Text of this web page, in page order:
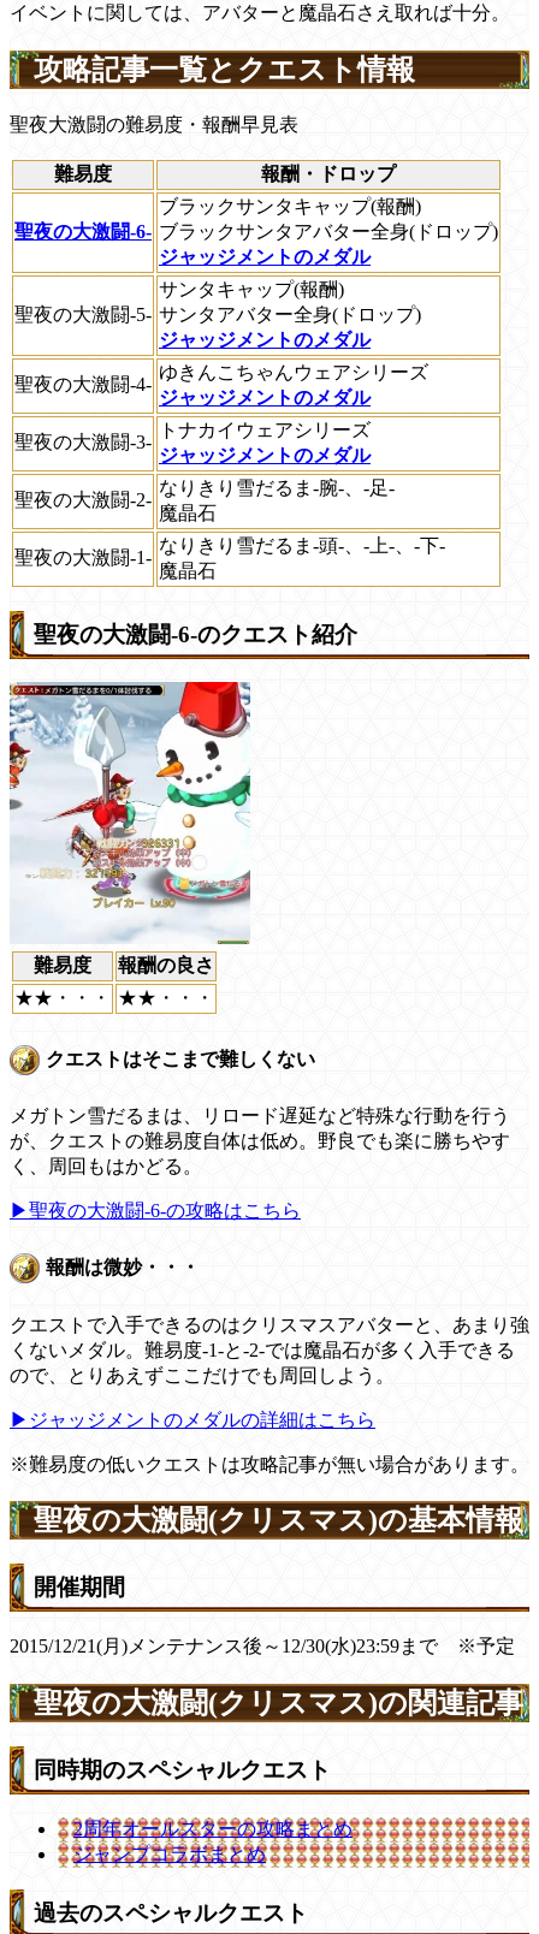
イベントに関しては、アバターと魔晶石さえ取れば十分。
攻略記事一覧とクエスト情報
聖夜大激闘の難易度・報酬早見表
難易度 報酬・ドロップ
聖夜の大激闘-6-
ブラックサンタキャップ(報酬)
ブラックサンタアバター全身(ドロップ)
ジャッジメントのメダル
聖夜の大激闘-5-
サンタキャップ(報酬)
サンタアバター全身(ドロップ)
ジャッジメントのメダル
聖夜の大激闘-4-
ゆきんこちゃんウェアシリーズ
ジャッジメントのメダル
聖夜の大激闘-3-
トナカイウェアシリーズ
ジャッジメントのメダル
聖夜の大激闘-2-
なりきり雪だるま-腕-、-足-
魔晶石
聖夜の大激闘-1-
なりきり雪だるま-頭-、-上-、-下-
魔晶石
聖夜の大激闘-6-のクエスト紹介
難易度
報酬の良さ
★★・・・
★★・・・
クエストはそこまで難しくない
メガトン雪だるまは、リロード遅延など特殊な行動を行う
が、クエストの難易度自体は低め。野良でも楽に勝ちやす
く、周回もはかどる。
▶聖夜の大激闘-6-の攻略はこちら
報酬は微妙・・・
クエストで入手できるのはクリスマスアバターと、あまり強
くないメダル。難易度-1-と-2-では魔晶石が多く入手できる
ので、とりあえずここだけでも周回しよう。
▶ジャッジメントのメダルの詳細はこちら
※難易度の低いクエストは攻略記事が無い場合があります。
聖夜の大激闘(クリスマス)の基本情報
開催期間
2015/12/21(月)メンテナンス後～12/30(水)23:59まで ※予定
聖夜の大激闘(クリスマス)の関連記事
同時期のスペシャルクエスト
2周年オールスターの攻略まとめ
ジャンプコラボまとめ
過去のスペシャルクエスト